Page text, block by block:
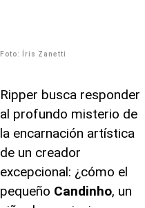
Foto: Íris Zanetti
Ripper busca responder
al profundo misterio de
la encarnación artística
de un creador
excepcional: ¿cómo el
pequeño Candinho, un